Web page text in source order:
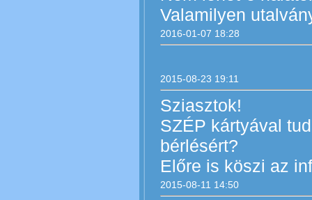
2016-01-07 18:28
Valamilyen
2015-08-23 19:11
2015-08-11 14:50
Sziasztok!
SZÉP kártyával
bérlésért?
Előre is köszi az